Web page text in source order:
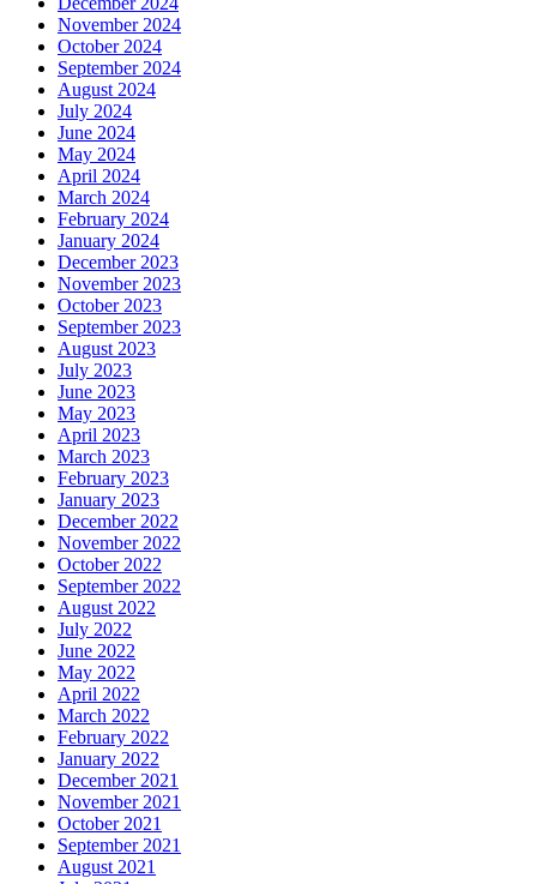
November 2024
October 2024
September 2024
August 2024
July 2024
June 2024
May 2024
April 2024
March 2024
February 2024
January 2024
December 2023
November 2023
October 2023
September 2023
August 2023
July 2023
June 2023
May 2023
April 2023
March 2023
February 2023
January 2023
December 2022
November 2022
October 2022
September 2022
August 2022
July 2022
June 2022
May 2022
April 2022
March 2022
February 2022
January 2022
December 2021
November 2021
October 2021
September 2021
August 2021